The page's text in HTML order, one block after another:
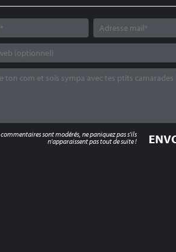
commentaires sont modérés, ne paniquez pas s'ils
n'apparaissent pas tout de suite !